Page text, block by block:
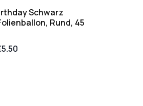
Schwarz
Rund, 45
5.50